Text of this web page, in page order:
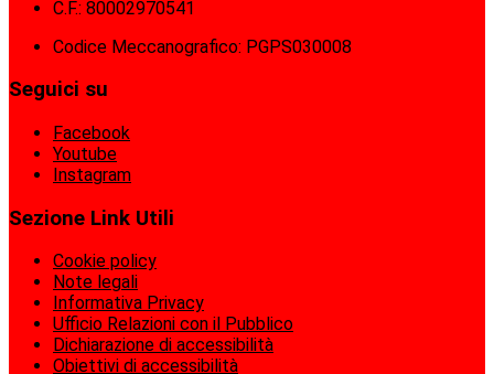
C.F.: 80002970541
Codice Meccanografico: PGPS030008
Seguici su
Facebook
Youtube
Instagram
Sezione Link Utili
Cookie policy
Note legali
Informativa Privacy
Ufficio Relazioni con il Pubblico
Dichiarazione di accessibilità
Obiettivi di accessibilità